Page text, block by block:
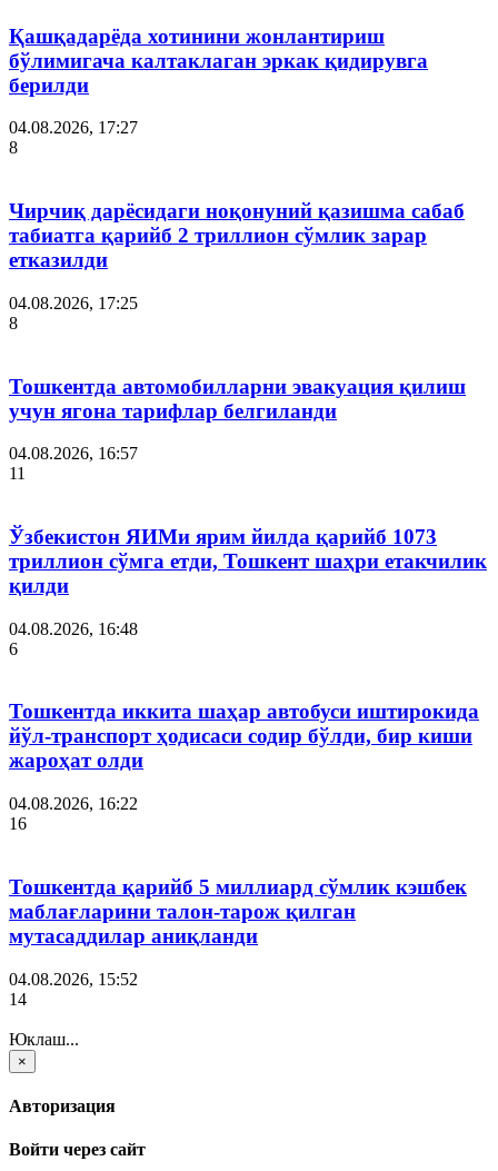
Қашқадарёда хотинини жонлантириш
бўлимигача калтаклаган эркак қидирувга
берилди
04.08.2026, 17:27
8
Чирчиқ дарёсидаги ноқонуний қазишма сабаб
табиатга қарийб 2 триллион сўмлик зарар
етказилди
04.08.2026, 17:25
8
Тошкентда автомобилларни эвакуация қилиш
учун ягона тарифлар белгиланди
04.08.2026, 16:57
11
Ўзбекистон ЯИМи ярим йилда қарийб 1073
триллион сўмга етди, Тошкент шаҳри етакчилик
қилди
04.08.2026, 16:48
6
Тошкентда иккита шаҳар автобуси иштирокида
йўл-транспорт ҳодисаси содир бўлди, бир киши
жароҳат олди
04.08.2026, 16:22
16
Тошкентда қарийб 5 миллиард сўмлик кэшбек
маблағларини талон-тарож қилган
мутасаддилар аниқланди
04.08.2026, 15:52
14
Юклаш...
×
Авторизация
Войти через сайт